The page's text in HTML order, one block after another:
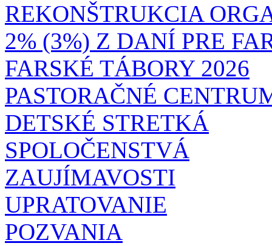
REKONŠTRUKCIA
2% (3%) Z DANÍ PRE
FARSKÉ TÁBORY 2026
PASTORAČNÉ
DETSKÉ STRETKÁ
SPOLOČENSTVÁ
ZAUJÍMAVOSTI
UPRATOVANIE
POZVANIA